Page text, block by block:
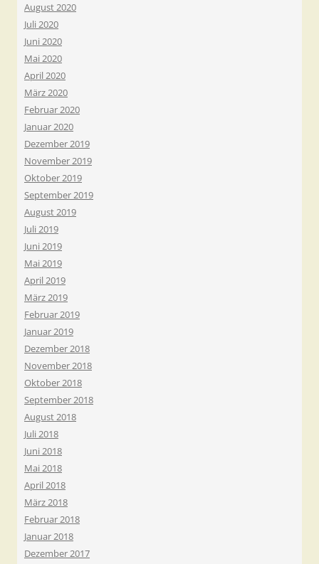
August 2020
Juli 2020
Juni 2020
Mai 2020
April 2020
März 2020
Februar 2020
Januar 2020
Dezember 2019
November 2019
Oktober 2019
September 2019
August 2019
Juli 2019
Juni 2019
Mai 2019
April 2019
März 2019
Februar 2019
Januar 2019
Dezember 2018
November 2018
Oktober 2018
September 2018
August 2018
Juli 2018
Juni 2018
Mai 2018
April 2018
März 2018
Februar 2018
Januar 2018
Dezember 2017